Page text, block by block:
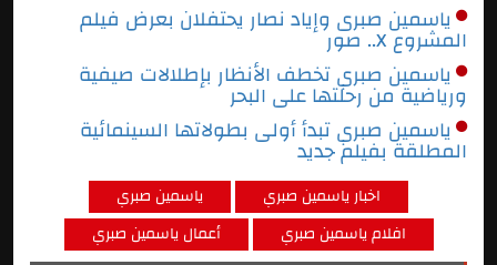
ياسمين صبرى وإياد نصار يحتفلان بعرض فيلم
المشروع X.. صور
ياسمين صبري تخطف الأنظار بإطلالات صيفية
ورياضية من رحلتها على البحر
ياسمين صبري تبدأ أولى بطولاتها السينمائية
المطلقة بفيلم جديد
ياسمين صبري
اخبار ياسمين صبري
أعمال ياسمين صبري
افلام ياسمين صبري